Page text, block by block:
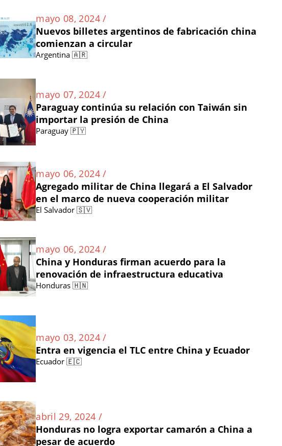
mayo 08, 2024 /
Nuevos billetes argentinos de fabricación china
comienzan a circular
Argentina 🇦🇷
mayo 07, 2024 /
Paraguay continúa su relación con Taiwán sin
importar la presión de China
Paraguay 🇵🇾
mayo 06, 2024 /
Agregado militar de China llegará a El Salvador
en el marco de nueva cooperación militar
El Salvador 🇸🇻
mayo 06, 2024 /
China y Honduras firman acuerdo para la
renovación de infraestructura educativa
Honduras 🇭🇳
mayo 03, 2024 /
Entra en vigencia el TLC entre China y Ecuador
Ecuador 🇪🇨
abril 29, 2024 /
Honduras no logra exportar camarón a China a
pesar de acuerdo